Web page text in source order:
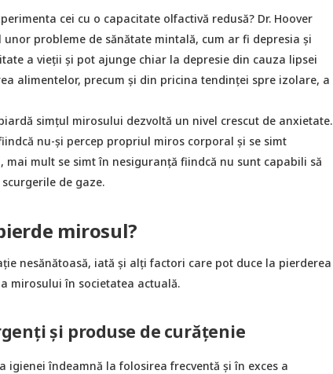
cei cu o capacitate olfactivă redusă? Dr. Hoover
probleme de sănătate mintală, cum ar fi depresia și
a vieții și pot ajunge chiar la depresie din cauza lipsei
alimentelor, precum și din pricina tendinței spre izolare, a
simțul mirosului dezvoltă un nivel crescut de anxietate.
nu-și percep propriul miros corporal și se simt
mai mult se simt în nesiguranță fiindcă nu sunt capabili să
de gaze.
mirosul?
nesănătoasă, iată și alți factori care pot duce la pierderea
mirosului în societatea actuală.
și produse de curățenie
igienei îndeamnă la folosirea frecventă și în exces a